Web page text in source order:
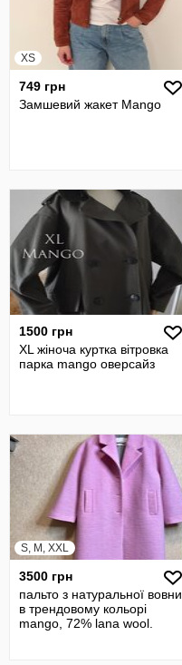
XS
749 грн
Замшевий жакет Mango
1500 грн
XL жіноча куртка вітровка
парка mango оверсайз
S, M, XXL
3500 грн
пальто з натуральної вовни
в трендовому кольорі
mango, 72% lana wool.